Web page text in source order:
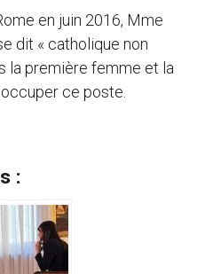
en juin 2016, Mme
dit « catholique non
la première femme et la
ce poste.
: